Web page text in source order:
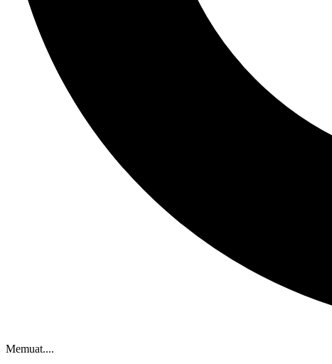
Memuat....